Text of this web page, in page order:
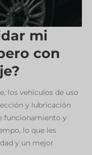
mi
con
los vehículos de uso
y lubricación
funcionamiento y
lo que les
y un mejor